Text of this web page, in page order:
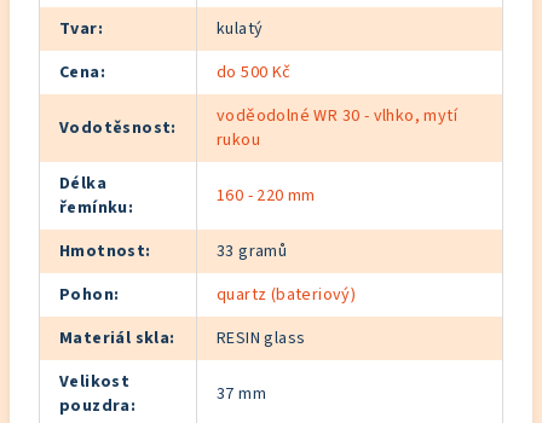
Tvar:
kulatý
Cena: do 500 Kč
Vodotěsnost:
voděodolné WR 30 - vlhko, mytí
rukou
Délka
řemínku: 160 - 220 mm
Hmotnost:
33 gramů
Pohon:
quartz (bateriový)
Materiál skla:
RESIN glass
Velikost
pouzdra: 37 mm